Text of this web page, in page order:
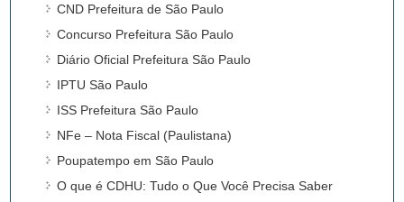
CND Prefeitura de São Paulo
Concurso Prefeitura São Paulo
Diário Oficial Prefeitura São Paulo
IPTU São Paulo
ISS Prefeitura São Paulo
NFe – Nota Fiscal (Paulistana)
Poupatempo em São Paulo
O que é CDHU: Tudo o Que Você Precisa Saber